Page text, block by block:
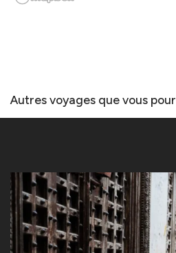
Autres voyages que vous